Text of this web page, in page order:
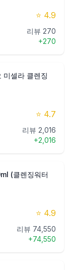
⭐ 4.9
리뷰 270
+270
미셀라 클렌징
⭐ 4.7
리뷰 2,016
+2,016
(클렌징워터
⭐ 4.9
리뷰 74,550
+74,550